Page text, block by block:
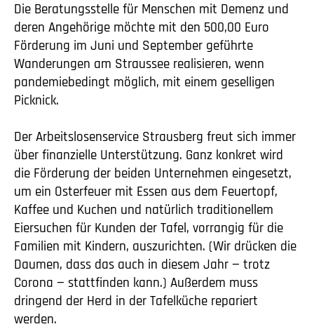
Die Beratungsstelle für Menschen mit Demenz und
deren Angehörige möchte mit den 500,00 Euro
Förderung im Juni und September geführte
Wanderungen am Straussee realisieren, wenn
pandemiebedingt möglich, mit einem geselligen
Picknick.
Der Arbeitslosenservice Strausberg freut sich immer
über finanzielle Unterstützung. Ganz konkret wird
die Förderung der beiden Unternehmen eingesetzt,
um ein Osterfeuer mit Essen aus dem Feuertopf,
Kaffee und Kuchen und natürlich traditionellem
Eiersuchen für Kunden der Tafel, vorrangig für die
Familien mit Kindern, auszurichten. (Wir drücken die
Daumen, dass das auch in diesem Jahr — trotz
Corona — stattfinden kann.) Außerdem muss
dringend der Herd in der Tafelküche repariert
werden.